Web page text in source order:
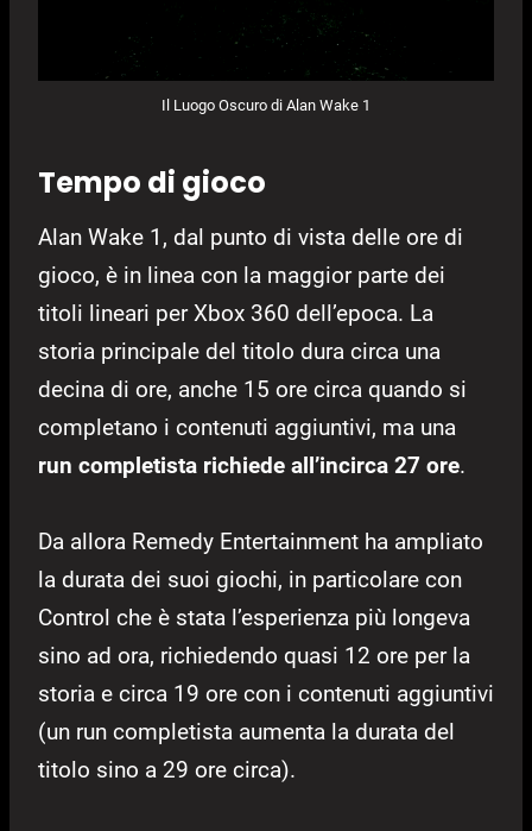
Il Luogo Oscuro di Alan Wake 1
Tempo di gioco
Alan Wake 1, dal punto di vista delle ore di
gioco, è in linea con la maggior parte dei
titoli lineari per Xbox 360 dell’epoca. La
storia principale del titolo dura circa una
decina di ore, anche 15 ore circa quando si
completano i contenuti aggiuntivi, ma una
run completista richiede all’incirca 27 ore.
Da allora Remedy Entertainment ha ampliato
la durata dei suoi giochi, in particolare con
Control che è stata l’esperienza più longeva
sino ad ora, richiedendo quasi 12 ore per la
storia e circa 19 ore con i contenuti aggiuntivi
(un run completista aumenta la durata del
titolo sino a 29 ore circa).